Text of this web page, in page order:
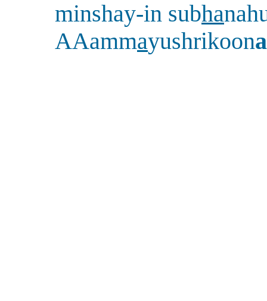
minshay-in subha
AAammayushrikoona